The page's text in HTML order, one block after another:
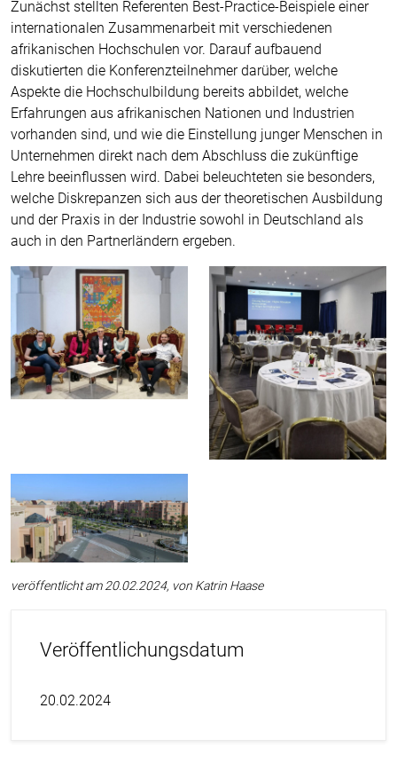
Zunächst stellten Referenten Best-Practice-Beispiele einer
internationalen Zusammenarbeit mit verschiedenen
afrikanischen Hochschulen vor. Darauf aufbauend
diskutierten die Konferenzteilnehmer darüber, welche
Aspekte die Hochschulbildung bereits abbildet, welche
Erfahrungen aus afrikanischen Nationen und Industrien
vorhanden sind, und wie die Einstellung junger Menschen in
Unternehmen direkt nach dem Abschluss die zukünftige
Lehre beeinflussen wird. Dabei beleuchteten sie besonders,
welche Diskrepanzen sich aus der theoretischen Ausbildung
und der Praxis in der Industrie sowohl in Deutschland als
auch in den Partnerländern ergeben.
veröffentlicht am 20.02.2024, von Katrin Haase
Veröffentlichungsdatum
20.02.2024